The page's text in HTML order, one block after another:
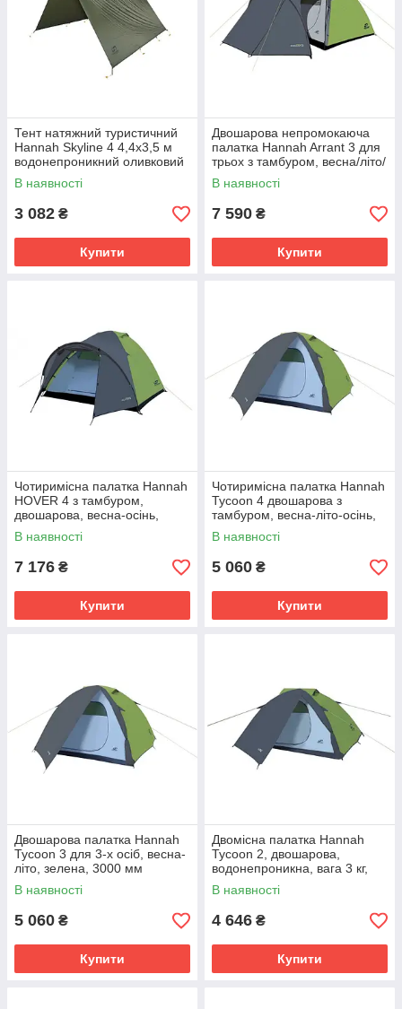
Тент натяжний туристичний
Hannah Skyline 4 4,4x3,5 м
водонепроникний оливковий
3000 мм
В наявності
3 082 ₴
Купити
Двошарова непромокаюча
палатка Hannah Arrant 3 для
трьох з тамбуром, весна/літо/
осінь, зелена
В наявності
7 590 ₴
Купити
Чотиримісна палатка Hannah
HOVER 4 з тамбуром,
двошарова, весна-осінь,
зелена
В наявності
7 176 ₴
Купити
Чотиримісна палатка Hannah
Tycoon 4 двошарова з
тамбуром, весна-літо-осінь,
зелена
В наявності
5 060 ₴
Купити
Двошарова палатка Hannah
Tycoon 3 для 3-х осіб, весна-
літо, зелена, 3000 мм
водовідштовхування
В наявності
5 060 ₴
Купити
Двомісна палатка Hannah
Tycoon 2, двошарова,
водонепроникна, вага 3 кг,
для кемпінгу
В наявності
4 646 ₴
Купити